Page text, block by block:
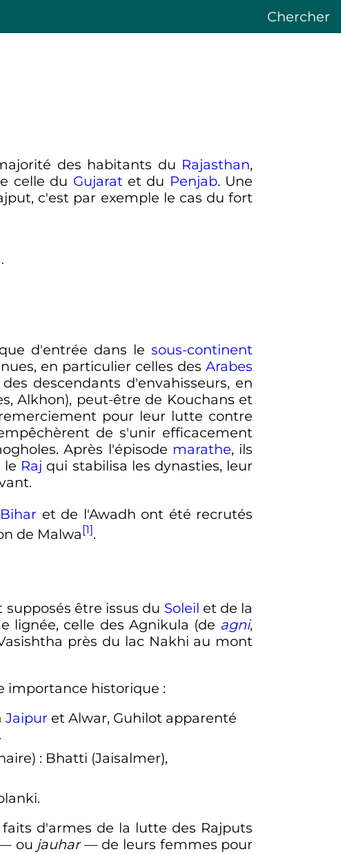
Chercher
des habitants du Rajasthan,
celle du Gujarat et du Penjab. Une
c'est par exemple le cas du fort
d'entrée dans lesous-continent
en particulier celles desArabes
descendants d'envahisseurs, en
Alkhon), peut-être de Kouchans et
pour leur lutte contre
de s'unir efficacement
Après l'épisode marathe, ils
le Raj qui stabilisa les dynasties, leur
Bihar et de l'Awadh ont été recrutés
de Malwa[1].
être issus du Soleil et de la
lignée, celle des Agnikula (de agni,
près du lac Nakhi au mont
importance historique :
Jaipur et Alwar, Guhilot apparenté
: Bhatti (Jaisalmer),
d'armes de la lutte des Rajputs
ou jauhar— de leurs femmes pour